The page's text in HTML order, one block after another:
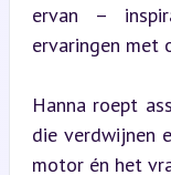
ervan –
ervaringen met
Hanna roept
die verdwijnen
motor én het